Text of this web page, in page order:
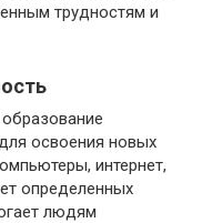
трудностям и
освоения новых
интернет,
определенных
людям